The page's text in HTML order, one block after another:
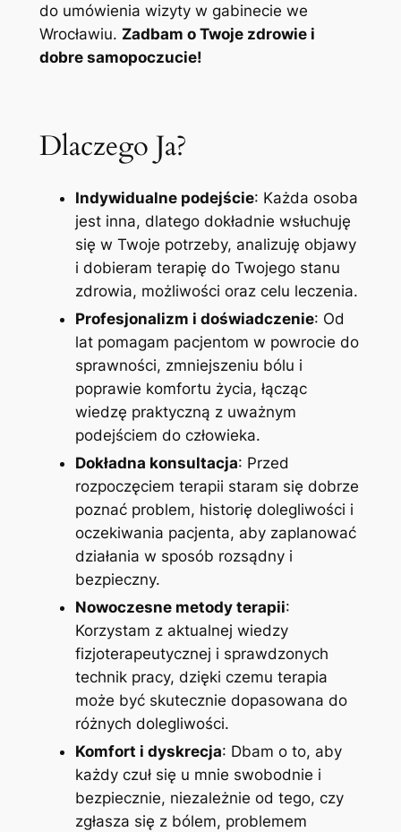
do umówienia wizyty w gabinecie we
Wrocławiu. Zadbam o Twoje zdrowie i
dobre samopoczucie!
Dlaczego Ja?
Indywidualne podejście: Każda osoba
jest inna, dlatego dokładnie wsłuchuję
się w Twoje potrzeby, analizuję objawy
i dobieram terapię do Twojego stanu
zdrowia, możliwości oraz celu leczenia.
Profesjonalizm i doświadczenie: Od
lat pomagam pacjentom w powrocie do
sprawności, zmniejszeniu bólu i
poprawie komfortu życia, łącząc
wiedzę praktyczną z uważnym
podejściem do człowieka.
Dokładna konsultacja: Przed
rozpoczęciem terapii staram się dobrze
poznać problem, historię dolegliwości i
oczekiwania pacjenta, aby zaplanować
działania w sposób rozsądny i
bezpieczny.
Nowoczesne metody terapii:
Korzystam z aktualnej wiedzy
fizjoterapeutycznej i sprawdzonych
technik pracy, dzięki czemu terapia
może być skutecznie dopasowana do
różnych dolegliwości.
Komfort i dyskrecja: Dbam o to, aby
każdy czuł się u mnie swobodnie i
bezpiecznie, niezależnie od tego, czy
zgłasza się z bólem, problemem